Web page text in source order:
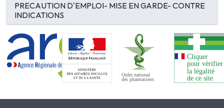
PRECAUTION D'EMPLOI- MISE EN GARDE- CONTRE
INDICATIONS